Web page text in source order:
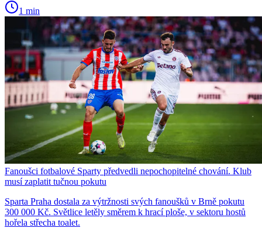
1 min
Fanoušci fotbalové Sparty předvedli nepochopitelné chování. Klub
musí zaplatit tučnou pokutu
Sparta Praha dostala za výtržnosti svých fanoušků v Brně pokutu
300 000 Kč. Světlice letěly směrem k hrací ploše, v sektoru hostů
hořela střecha toalet.